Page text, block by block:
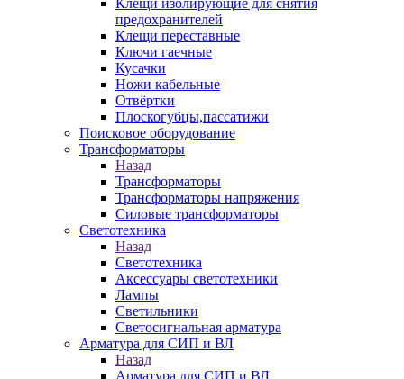
Клещи изолирующие для снятия
предохранителей
Клещи переставные
Ключи гаечные
Кусачки
Ножи кабельные
Отвёртки
Плоскогубцы,пассатижи
Поисковое оборудование
Трансформаторы
Назад
Трансформаторы
Трансформаторы напряжения
Силовые трансформаторы
Светотехника
Назад
Светотехника
Аксессуары светотехники
Лампы
Светильники
Светосигнальная арматура
Арматура для СИП и ВЛ
Назад
Арматура для СИП и ВЛ